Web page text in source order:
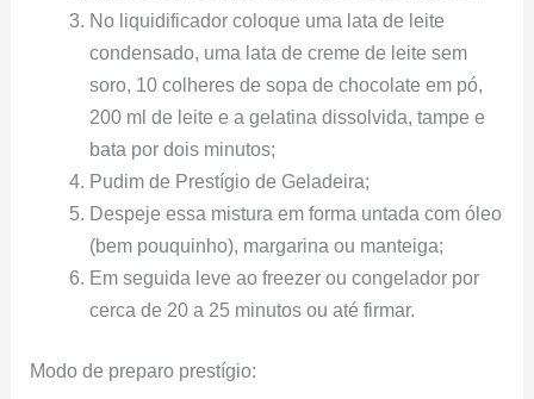
No liquidificador coloque uma lata de leite
condensado, uma lata de creme de leite sem
soro, 10 colheres de sopa de chocolate em pó,
200 ml de leite e a gelatina dissolvida, tampe e
bata por dois minutos;
Pudim de Prestígio de Geladeira;
Despeje essa mistura em forma untada com óleo
(bem pouquinho), margarina ou manteiga;
Em seguida leve ao freezer ou congelador por
cerca de 20 a 25 minutos ou até firmar.
Modo de preparo prestígio: